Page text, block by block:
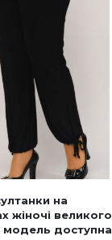
на
жіночі великого
модель доступна